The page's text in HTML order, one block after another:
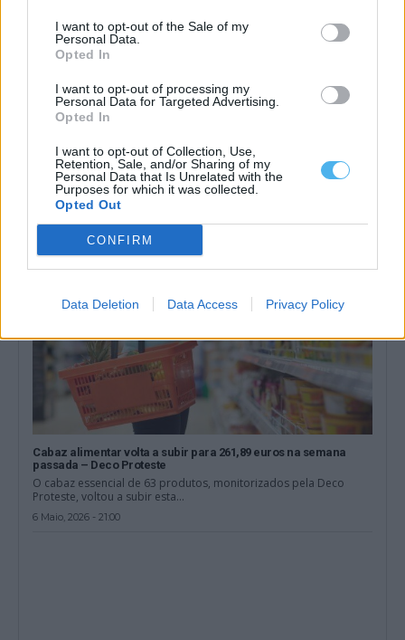
I want to opt-out of the Sale of my
Personal Data.
Opted In
I want to opt-out of processing my
Personal Data for Targeted Advertising.
Opted In
I want to opt-out of Collection, Use,
Retention, Sale, and/or Sharing of my
Personal Data that Is Unrelated with the
Purposes for which it was collected.
Opted Out
CONFIRM
Data Deletion Data Access Privacy Policy
As contas da casa incluem serviços públicos essenciais como
água, eletricidade, gás, telecomunicações, saneamento...
2 Junho, 2026 - 09:50
Cabaz alimentar volta a subir para 261,89 euros na semana
passada – Deco Proteste
O cabaz essencial de 63 produtos, monitorizados pela Deco
Proteste, voltou a subir esta...
6 Maio, 2026 - 21:00